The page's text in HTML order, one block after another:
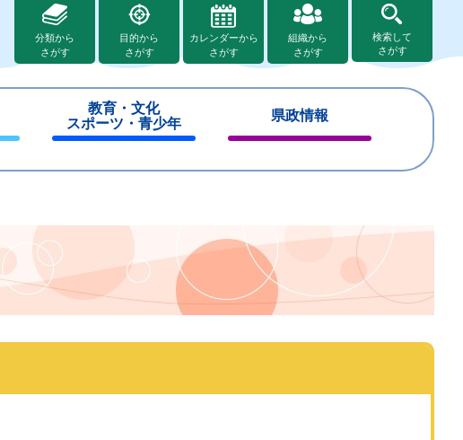
分類から
さがす
目的から
さがす
カレンダーから
さがす
組織から
さがす
検索して
さがす
教育・文化
スポーツ・青少年
じ
県政情報
じ